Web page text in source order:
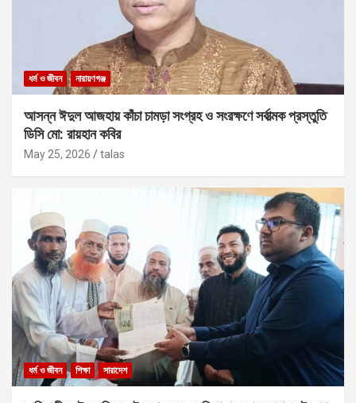
ধর্ম ও জীবন নারায়ণগঞ্জ
আসন্ন ঈদুল আজহায় কাঁচা চামড়া সংগ্রহ ও সংরক্ষণে সর্বাত্মক প্রস্তুতি
ডিসি মো: রায়হান কবির
May 25, 2026 talas
ধর্ম ও জীবন শিক্ষা সারাদেশ